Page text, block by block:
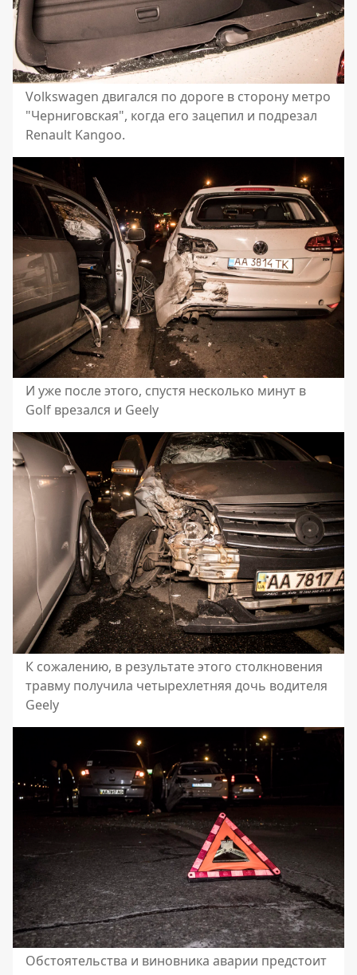
Volkswagen двигался по дороге в сторону метро
"Черниговская", когда его зацепил и подрезал
Renault Kangoo.
И уже после этого, спустя несколько минут в
Golf врезался и Geely
К сожалению, в результате этого столкновения
травму получила четырехлетняя дочь водителя
Geely
Обстоятельства и виновника аварии предстоит